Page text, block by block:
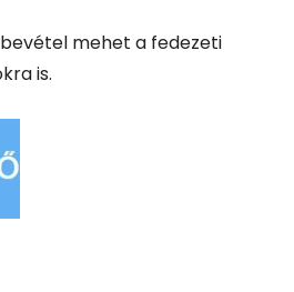
mehet a fedezeti
is.